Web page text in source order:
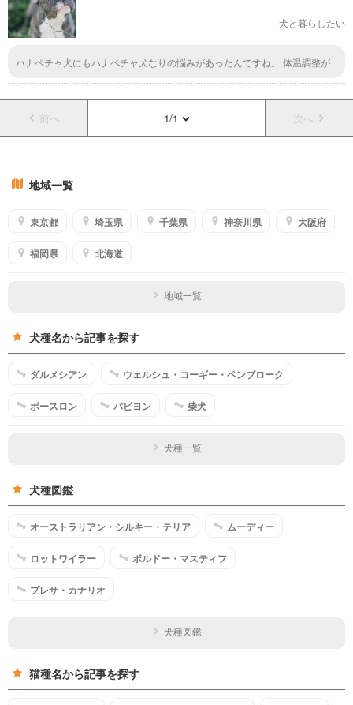
犬と暮らしたい
ハナペチャ犬にもハナペチャ犬なりの悩みがあったんですね。 体温調整が
てあげたほうが良さそうですね。
前へ 1/1 次へ
地域一覧
東京都 埼玉県 千葉県 神奈川県 大阪府
福岡県 北海道
地域一覧
犬種名から記事を探す
ダルメシアン ウェルシュ・コーギー・ペンブローク
ボースロン パピヨン 柴犬
犬種一覧
犬種図鑑
オーストラリアン・シルキー・テリア ムーディー
ロットワイラー ボルドー・マスティフ
プレサ・カナリオ
犬種図鑑
猫種名から記事を探す